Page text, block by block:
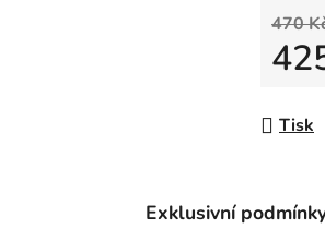
470
Tisk
Exklusivní